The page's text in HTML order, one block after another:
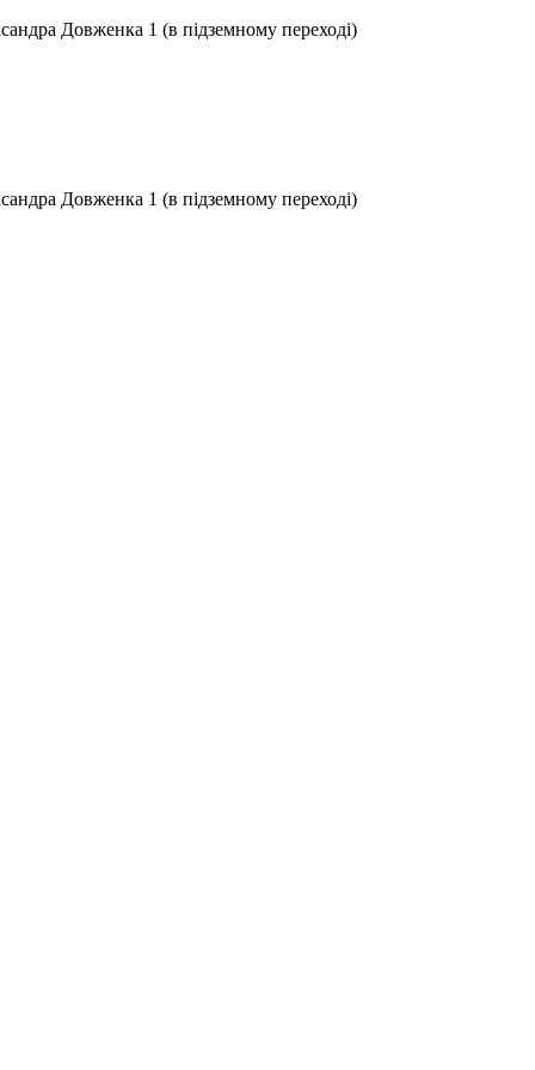
Довженка 1 (в підземному переході)
Довженка 1 (в підземному переході)